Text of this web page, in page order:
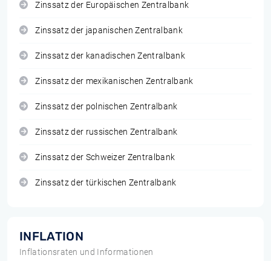
Zinssatz der Europäischen Zentralbank
Zinssatz der japanischen Zentralbank
Zinssatz der kanadischen Zentralbank
Zinssatz der mexikanischen Zentralbank
Zinssatz der polnischen Zentralbank
Zinssatz der russischen Zentralbank
Zinssatz der Schweizer Zentralbank
Zinssatz der türkischen Zentralbank
INFLATION
Inflationsraten und Informationen